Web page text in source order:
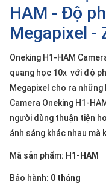
HAM - Độ
Megapixel -
Oneking H1-HAM
quang học 10x với độ
Megapixel cho ra
Camera Oneking H1-
người dùng thuận tiện
ánh sáng khác nhau mà
Mã sản phẩm: H1-HAM
Bảo hành: 0 tháng
Hỗ
trợ
Tin
Liên
hệ
Giới
thiệu
NGÔN
NGỮ